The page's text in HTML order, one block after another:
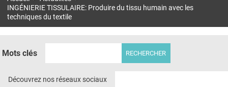
S'ABONNER À LA REVUE SOIN À DOMICILE
ACTUS
E-REVUE SAD
INGÉNIERIE TISSULAIRE: Produire du tissu humain avec les
techniques du textile
Mots clés
Découvrez nos réseaux sociaux